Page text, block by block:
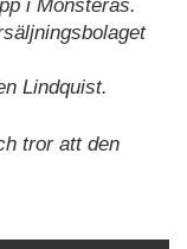
i Mönsterås.
Lindquist.
tror att den